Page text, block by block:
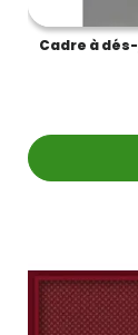
Cadre à